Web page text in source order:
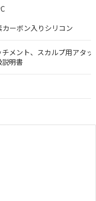
ーボン入りシリコン
メント、スカルプ用アタ
明書